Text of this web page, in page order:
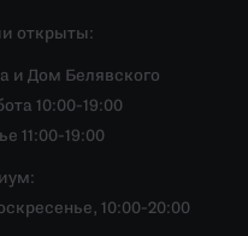
открыты:
и Дом Белявского
10:00-19:00
11:00-19:00
10:00-20:00